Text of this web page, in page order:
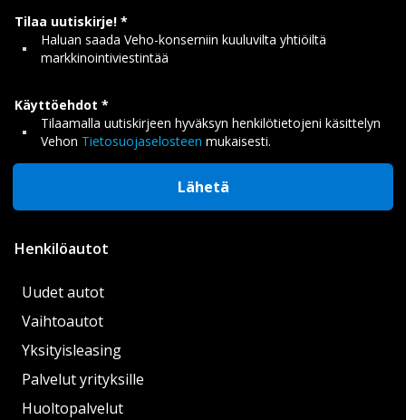
Tilaa uutiskirje!
Haluan saada Veho-konserniin kuuluvilta yhtiöiltä
markkinointiviestintää
Käyttöehdot
Tilaamalla uutiskirjeen hyväksyn henkilötietojeni käsittelyn
Vehon Tietosuojaselosteen mukaisesti.
Lähetä
Henkilöautot
Uudet autot
Vaihtoautot
Yksityisleasing
Palvelut yrityksille
Huoltopalvelut